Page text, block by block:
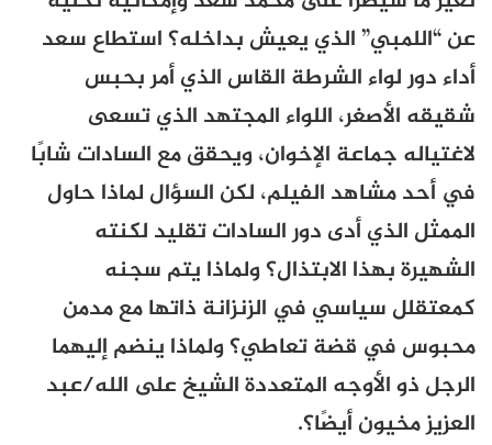
عن “اللمبي” الذي يعيش بداخله؟ استطاع سعد
أداء دور لواء الشرطة القاس الذي أمر بحبس
شقيقه الأصغر، اللواء المجتهد الذي تسعى
لاغتياله جماعة الإخوان، ويحقق مع السادات شابًا
في أحد مشاهد الفيلم، لكن السؤال لماذا حاول
الممثل الذي أدى دور السادات تقليد لكنته
الشهيرة بهذا الابتذال؟ ولماذا يتم سجنه
كمعتقلل سياسي في الزنزانة ذاتها مع مدمن
محبوس في قضة تعاطي؟ ولماذا ينضم إليهما
الرجل ذو الأوجه المتعددة الشيخ على الله/عبد
العزيز مخيون أيضًا؟.